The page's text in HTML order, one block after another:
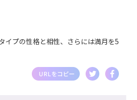
イプの性格と相性、さらには満月を5